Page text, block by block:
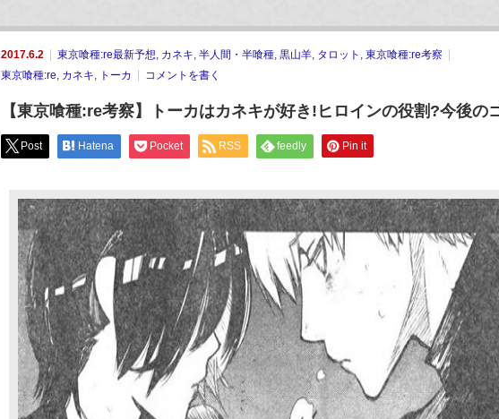
2017.6.2 東京喰種:re最新予想, カネキ, 半人間・半喰種, 黒山羊, タロット , 東京喰種:re考察
東京喰種:re, カネキ, トーカ コメントを書く
【東京喰種:re考察】トーカはカネキが好き!ヒロインの役割?今後の
Post Hatena Pocket RSS feedly Pin it